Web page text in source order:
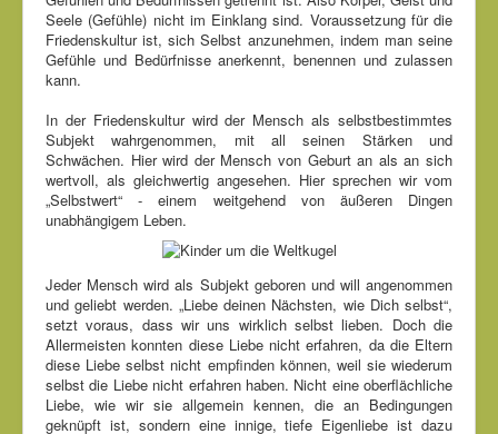
Seele (Gefühle) nicht im Einklang sind. Voraussetzung für die
Friedenskultur ist, sich Selbst anzunehmen, indem man seine
Gefühle und Bedürfnisse anerkennt, benennen und zulassen
kann.
In der Friedenskultur wird der Mensch als selbstbestimmtes
Subjekt wahrgenommen, mit all seinen Stärken und
Schwächen. Hier wird der Mensch von Geburt an als an sich
wertvoll, als gleichwertig angesehen. Hier sprechen wir vom
„Selbstwert“ - einem weitgehend von äußeren Dingen
unabhängigem Leben.
Jeder Mensch wird als Subjekt geboren und will angenommen
und geliebt werden. „Liebe deinen Nächsten, wie Dich selbst“,
setzt voraus, dass wir uns wirklich selbst lieben. Doch die
Allermeisten konnten diese Liebe nicht erfahren, da die Eltern
diese Liebe selbst nicht empfinden können, weil sie wiederum
selbst die Liebe nicht erfahren haben. Nicht eine oberflächliche
Liebe, wie wir sie allgemein kennen, die an Bedingungen
geknüpft ist, sondern eine innige, tiefe Eigenliebe ist dazu